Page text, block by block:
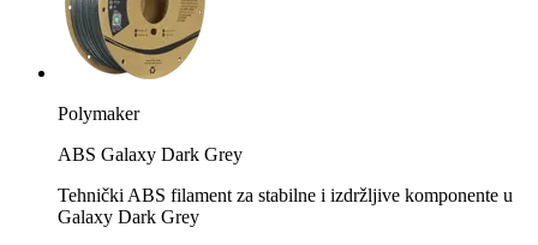
Polymaker
ABS Galaxy Dark Grey
Tehnički ABS filament za stabilne i izdržljive komponente u
Galaxy Dark Grey